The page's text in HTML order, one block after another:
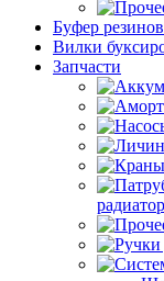
Буфер
Вилки
Запчасти